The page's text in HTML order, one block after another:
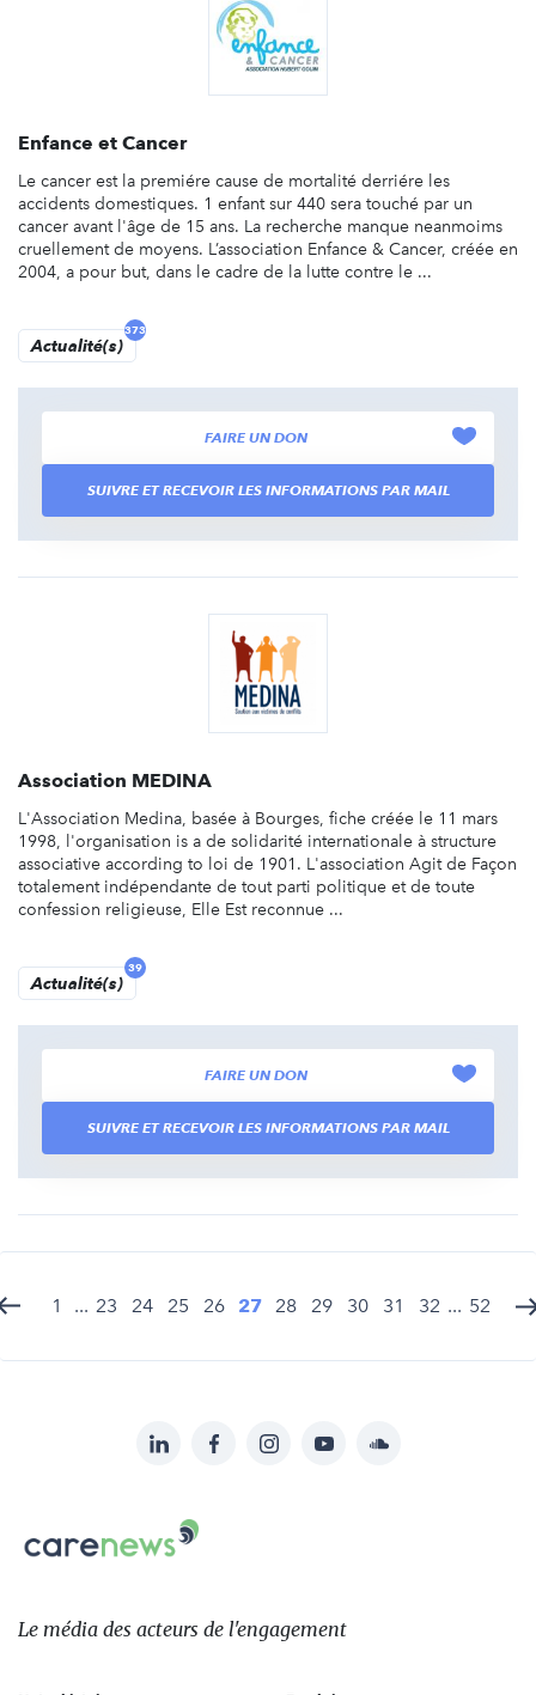
Enfance et Cancer
Le cancer est la premiére cause de mortalité derriére les
accidents domestiques. 1 enfant sur 440 sera touché par un
cancer avant l'âge de 15 ans. La recherche manque neanmoims
cruellement de moyens. L’association Enfance & Cancer, créée en
2004, a pour but, dans le cadre de la lutte contre le ...
Actualité(s)
373
FAIRE UN DON
SUIVRE ET RECEVOIR LES INFORMATIONS PAR MAIL
Association MEDINA
L'Association Medina, basée à Bourges, fiche créée le 11 mars
1998, l'organisation is a de solidarité internationale à structure
associative according to loi de 1901. L'association Agit de Façon
totalement indépendante de tout parti politique et de toute
confession religieuse, Elle Est reconnue ...
Actualité(s)
39
FAIRE UN DON
SUIVRE ET RECEVOIR LES INFORMATIONS PAR MAIL
1 ... 23 24 25 26 27 28 29 30 31 32 ... 52
sur:
LinkedInFacebookInstagramYouTubeSoundcloud
Le
des
Le média des acteurs de l'engagement